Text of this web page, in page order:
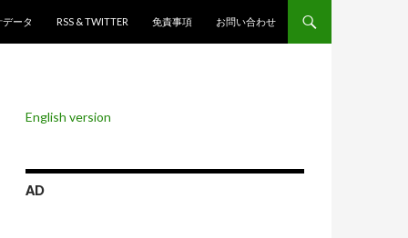
ータ
RSS & TWITTER 免責事項 お問い合わせ
English version
AD